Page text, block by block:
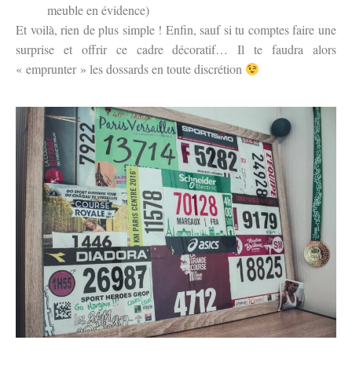
meuble en évidence)
Et voilà, rien de plus simple ! Enfin, sauf si tu comptes faire une
surprise et offrir ce cadre décoratif… Il te faudra alors
« emprunter » les dossards en toute discrétion